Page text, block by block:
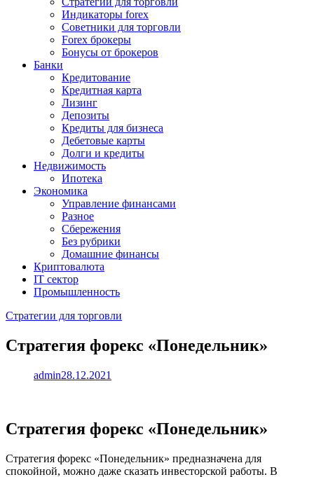
Индикаторы forex
Советники для торговли
Forex брокеры
Бонусы от брокеров
Банки
Кредитование
Кредитная карта
Лизинг
Депозиты
Кредиты для бизнеса
Дебетовые карты
Долги и кредиты
Недвижимость
Ипотека
Экономика
Управление финансами
Разное
Сбережения
Без рубрики
Домашние финансы
Криптовалюта
IT сектор
Промышленность
Стратегии для торговли
Стратегия форекс «Понедельник»
admin28.12.2021
Стратегия форекс «Понедельник»
Стратегия форекс «Понедельник» предназначена для
спокойной, можно даже сказать инвесторской работы. В